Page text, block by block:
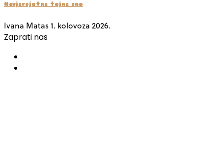
Nevjerojatne tajne sna
Ivana Matas1. kolovoza 2026.
Zaprati nas